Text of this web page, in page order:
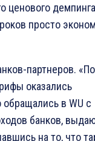
ценового
просто
партнеров.
оказались
в WU с
банков,
на то, что